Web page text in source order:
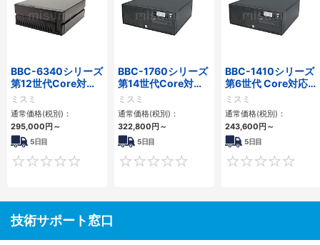
BBC-6340シリーズ
第12世代Core対応
小型フロアマウント
PC2PCI/2PCIe
ミスミ
通常価格(税別)：
295,000円～
5日目
0
BBC-1760シリーズ
第14世代Core対応
小型フロアマウント
3PCIe
ミスミ
通常価格(税別)：
322,800円～
5日目
0
BBC-1410シリーズ
第6世代 Core対応フ
ロアマウントFAPC
3PCI・3PCIe
ミスミ
通常価格(税別)：
243,600円～
5日目
技術サポート窓口